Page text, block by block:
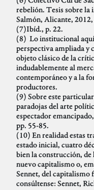
rebelión. Tesis sobre la
Salmón, Alicante, 2012,
(7)Ibíd., p. 22.
(8) Lo institucional aquí
perspectiva ampliada y
objeto clásico de la
indudablemente al
contemporáneo y a la
productores.
(9) Sobre este
paradojas del arte
espectador
pp. 55-85.
(10) En realidad estas
estado inicial, cuatro
bien la construcción, de
nuevo capitalismo o,
Sennet, del capitalismo
consúltense: Sennet,